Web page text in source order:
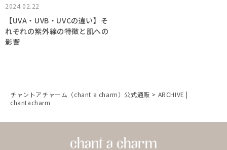
チャントアチャーム（chant a charm）公式通販 > ARCHIVE |
chantacharm
2024.02.22
【UVA・UVB・UVCの違い】そ
れぞれの紫外線の特徴と肌への
影響